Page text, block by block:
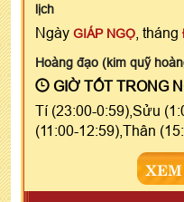
lịch
Ngày GIÁP NGỌ , tháng
Hoàng đạo (kim quỹ
GIỜ TỐT TRONG
Tí (23:00-0:59),Sửu
(11:00-12:59),Thân